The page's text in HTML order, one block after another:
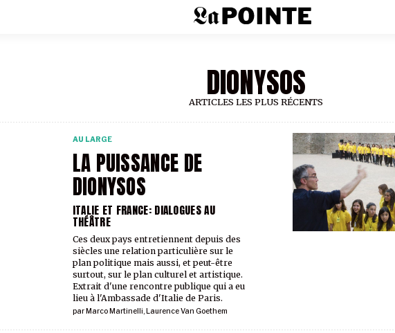
DIONYSOS
ARTICLES LES PLUS RÉCENTS
LA PUISSANCE DE
DIONYSOS
ITALIE ET FRANCE: DIALOGUES AU
THÉÂTRE
AU LARGE
par Marco Martinelli, Laurence Van Goethem
Ces deux pays entretiennent depuis des
siècles une relation particulière sur le
plan politique mais aussi, et peut-être
surtout, sur le plan culturel et artistique.
Extrait d'une rencontre publique qui a eu
lieu à l'Ambassade d'Italie de Paris.